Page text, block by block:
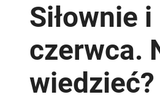
Siłownie
czerwca.
wiedzieć?